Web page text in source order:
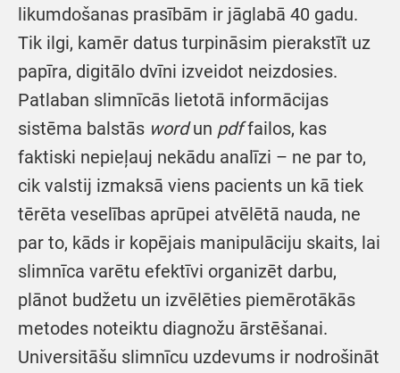
likumdošanas prasībām ir jāglabā 40 gadu.
Tik ilgi, kamēr datus turpināsim pierakstīt uz
papīra, digitālo dvīni izveidot neizdosies.
Patlaban slimnīcās lietotā informācijas
sistēma balstās wordun pdffailos, kas
faktiski nepieļauj nekādu analīzi – ne par to,
cik valstij izmaksā viens pacients un kā tiek
tērēta veselības aprūpei atvēlētā nauda, ne
par to, kāds ir kopējais manipulāciju skaits, lai
slimnīca varētu efektīvi organizēt darbu,
plānot budžetu un izvēlēties piemērotākās
metodes noteiktu diagnožu ārstēšanai.
Universitāšu slimnīcu uzdevums ir nodrošināt